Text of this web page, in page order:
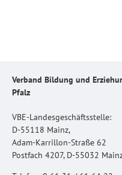
Verband Bildung und
Pfalz
VBE-Landesgeschäftsstelle:
D-55118 Mainz,
Adam-Karrillon-Straße 62
Postfach 4207, D-55032